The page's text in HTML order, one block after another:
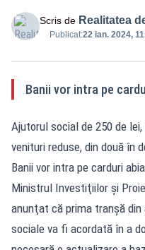
Scris de Realitatea
Publicat:22 ian. 2024,
Banii vor intra pe
Ajutorul social de 250 de
venituri reduse, din două în
Banii vor intra pe carduri
Ministrul Investiţiilor şi
anunţat că prima tranşă
sociale va fi acordată în a